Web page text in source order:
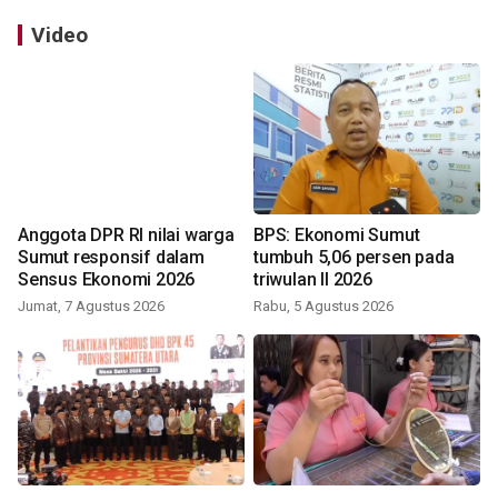
Video
Anggota DPR RI nilai warga
Sumut responsif dalam
Sensus Ekonomi 2026
Jumat, 7 Agustus 2026
BPS: Ekonomi Sumut
tumbuh 5,06 persen pada
triwulan II 2026
Rabu, 5 Agustus 2026